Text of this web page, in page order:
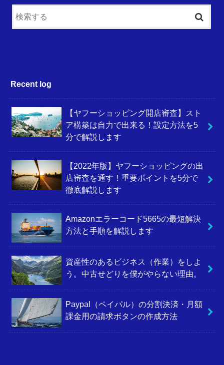
Recent log
【ヤフーショッピング開店審査】スト
ア構築は自力で出来る！設定方法を5
分で解説します
【2022年版】ヤフーショッピングの出
店審査を通す！重要ポイントを5分で
徹底解説します
Amazonエラーコード5665の最短解決
方法と手順を解説します
資産性のあるビジネス（作業）をしよ
う。中古せどりを僕がやらない理由。
Paypal（ペイパル）の分割決済・月額
課金用の請求ボタンの作成方法